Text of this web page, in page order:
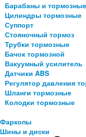
Барабаны и
Цилиндры тормозные
Суппорт
Стояночный тормоз
Трубки тормозные
Бачок тормозной
Вакуумный усилитель
Датчики ABS
Регулятор давления
Шланги тормозные
Колодки тормозные
Фаркопы
Шины и диски